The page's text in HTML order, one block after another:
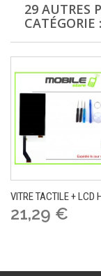
29 AUTRES
CATÉGORIE :
VITRE TACTILE + LCD
21,29 €